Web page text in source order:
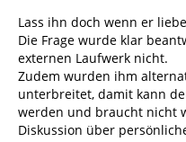
Lass ihn doch wenn er
Die Frage wurde klar
externen Laufwerk nicht.
Zudem wurden ihm
unterbreitet, damit kann
werden und braucht nicht
Diskussion über